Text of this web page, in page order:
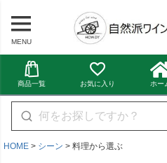
MENU
商品一覧 お気に入り ホー
HOME シーン 料理から選ぶ